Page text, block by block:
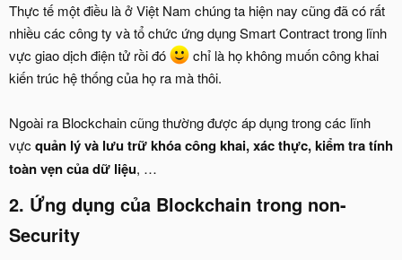
Thực tế một điều là ở Việt Nam chúng ta hiện nay cũng đã có rất
nhiều các công ty và tổ chức ứng dụng Smart Contract trong lĩnh
vực giao dịch điện tử rồi đó
chỉ là họ không muốn công khai
kiến trúc hệ thống của họ ra mà thôi.
Ngoài ra Blockchain cũng thường được áp dụng trong các lĩnh
vực quản lý và lưu trữ khóa công khai, xác thực, kiểm tra tính
toàn vẹn của dữ liệu, …
2. Ứng dụng của Blockchain trong non-
Security​